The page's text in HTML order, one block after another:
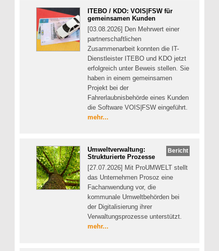
ITEBO / KDO: VOIS|FSW für
gemeinsamen Kunden
[03.08.2026] Den Mehrwert einer
partnerschaftlichen
Zusammenarbeit konnten die IT-
Dienstleister ITEBO und KDO jetzt
erfolgreich unter Beweis stellen. Sie
haben in einem gemeinsamen
Projekt bei der
Fahrerlaubnisbehörde eines Kunden
die Software VOIS|FSW eingeführt.
mehr...
Bericht
Umweltverwaltung:
Strukturierte Prozesse
[27.07.2026] Mit ProUMWELT stellt
das Unternehmen Prosoz eine
Fachanwendung vor, die
kommunale Umweltbehörden bei
der Digitalisierung ihrer
Verwaltungsprozesse unterstützt.
mehr...